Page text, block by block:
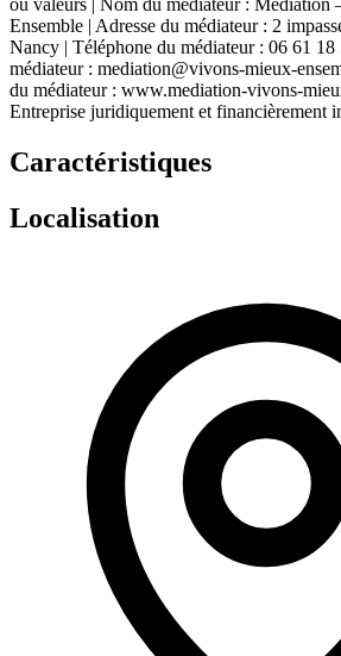
ou valeurs | Nom du médiateur : Médiation
Ensemble | Adresse du médiateur : 2
Nancy | Téléphone du médiateur : 06 61
médiateur : mediation@vivons-mieux-
du médiateur : www.mediation-vivons-
Entreprise juridiquement et financièrement
Caractéristiques
Localisation